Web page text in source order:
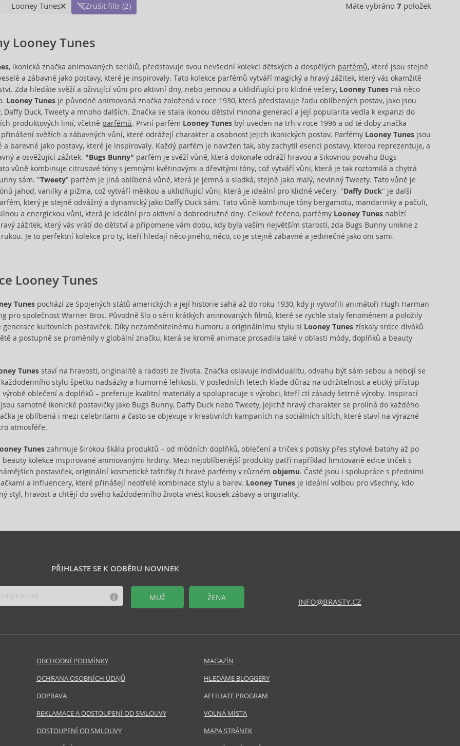
Máte vybráno 7 položek
Looney Tunes Zrušit filtr (2)
Looney Tunes
, ikonická značka animovaných seriálů, představuje svou nevšední kolekci dětských a dospělých parfémů, které jsou stejně
a zábavné jako postavy, které je inspirovaly. Tato kolekce parfémů vytváří magický a hravý zážitek, který vás okamžitě
Zda hledáte svěží a oživující vůni pro aktivní dny, nebo jemnou a uklidňující pro klidné večery, Looney Tunesmá něco
Looney Tunesje původně animovaná značka založená v roce 1930, která představuje řadu oblíbených postav, jako jsou
Daffy Duck, Tweety a mnoho dalších. Značka se stala ikonou dětství mnoha generací a její popularita vedla k expanzi do
produktových linií, včetně parfémů. První parfém Looney Tunesbyl uveden na trh v roce 1996 a od té doby značka
svěžích a zábavných vůní, které odrážejí charakter a osobnost jejich ikonických postav. Parfémy Looney Tunesjsou
a barevné jako postavy, které je inspirovaly. Každý parfém je navržen tak, aby zachytil esenci postavy, kterou reprezentuje, a
a osvěžující zážitek. "Bugs Bunny" parfém je svěží vůně, která dokonale odráží hravou a šikovnou povahu Bugs
vůně kombinuje citrusové tóny s jemnými květinovými a dřevitými tóny, což vytváří vůni, která je tak roztomilá a chytrá
sám. "Tweety" parfém je jiná oblíbená vůně, která je jemná a sladká, stejně jako malý, nevinný Tweety. Tato vůně je
jahod, vanilky a pižma, což vytváří měkkou a uklidňující vůni, která je ideální pro klidné večery. "Daffy Duck" je další
který je stejně odvážný a dynamický jako Daffy Duck sám. Tato vůně kombinuje tóny bergamotu, mandarinky a pačuli,
a energickou vůni, která je ideální pro aktivní a dobrodružné dny. Celkově řečeno, parfémy Looney Tunesnabízí
zážitek, který vás vrátí do dětství a připomene vám dobu, kdy byla vaším největším starostí, zda Bugs Bunny unikne z
Je to perfektní kolekce pro ty, kteří hledají něco jiného, něco, co je stejně zábavné a jedinečné jako oni sami.
Looney Tunes
Tunespochází ze Spojených států amerických a její historie sahá až do roku 1930, kdy ji vytvořili animátoři Hugh Harman
pro společnost Warner Bros. Původně šlo o sérii krátkých animovaných filmů, které se rychle staly fenoménem a položily
generace kultovních postaviček. Díky nezaměnitelnému humoru a originálnímu stylu si Looney Tuneszískaly srdce diváků
a postupně se proměnily v globální značku, která se kromě animace prosadila také v oblasti módy, doplňků a beauty
Tunesstaví na hravosti, originalitě a radosti ze života. Značka oslavuje individualitu, odvahu být sám sebou a nebojí se
stylu špetku nadsázky a humorné lehkosti. V posledních letech klade důraz na udržitelnost a etický přístup
oblečení a doplňků – preferuje kvalitní materiály a spolupracuje s výrobci, kteří ctí zásady šetrné výroby. Inspirací
samotné ikonické postavičky jako Bugs Bunny, Daffy Duck nebo Tweety, jejichž hravý charakter se prolíná do každého
je oblíbená i mezi celebritami a často se objevuje v kreativních kampaních na sociálních sítích, které staví na výrazné
atmosféře.
Tuneszahrnuje širokou škálu produktů – od módních doplňků, oblečení a triček s potisky přes stylové batohy až po
beauty kolekce inspirované animovanými hrdiny. Mezi nejoblíbenější produkty patří například limitované edice triček s
postaviček, originální kosmetické taštičky či hravé parfémy v různém objemu. Časté jsou i spolupráce s předními
a influencery, které přinášejí neotřelé kombinace stylu a barev. Looney Tunesje ideální volbou pro všechny, kdo
styl, hravost a chtějí do svého každodenního života vnést kousek zábavy a originality.
PŘIHLASTE SE K ODBĚRU NOVINEK
MUŽ ŽENA INFO@BRASTY.CZ
OBCHODNÍ PODMÍNKY
OCHRANA OSOBNÍCH ÚDAJŮ
DOPRAVA
REKLAMACE A ODSTOUPENÍ OD SMLOUVY
ODSTOUPENÍ OD SMLOUVY
MAGAZÍN
HLEDÁME BLOGGERY
AFFILIATE PROGRAM
VOLNÁ MÍSTA
MAPA STRÁNEK